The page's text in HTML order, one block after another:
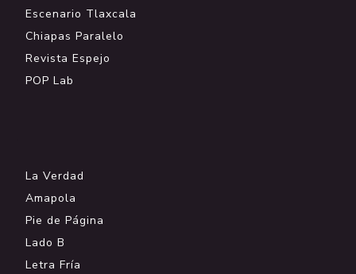
Escenario Tlaxcala
Chiapas Paralelo
Revista Espejo
POP Lab
La Verdad
Amapola
Pie de Página
Lado B
Letra Fría